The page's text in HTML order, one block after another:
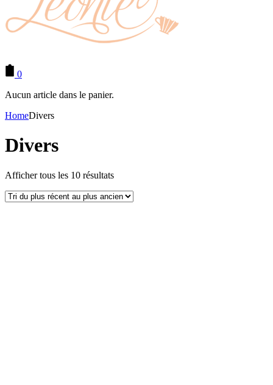
0
Aucun article dans le panier.
HomeDivers
Divers
Afficher tous les 10 résultats